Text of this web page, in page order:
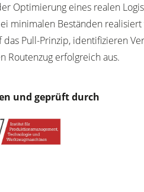
Optimierung eines realen
minimalen Beständen
Pull-Prinzip, identifizieren
Routenzug erfolgreich aus.
und geprüft durch